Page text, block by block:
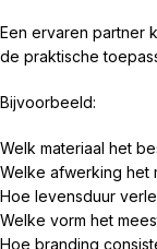
Een ervaren partner
de praktische
Bijvoorbeeld:
Welk materiaal het
Welke afwerking het
Hoe levensduur
Welke vorm het
Hoe branding